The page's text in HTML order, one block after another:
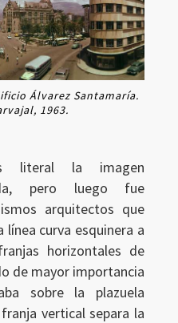
Álvarez Santamaría.
1963.
literal la imagen
pero luego fue
arquitectos que
curva esquinera a
horizontales de
de mayor importancia
sobre la plazuela
vertical separa la